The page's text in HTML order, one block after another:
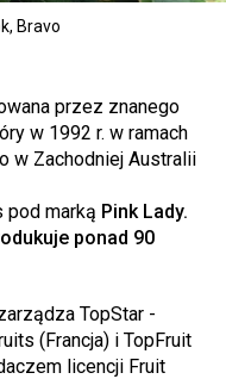
Bravo
przez znanego
w 1992 r. w ramach
w Zachodniej Australii
pod marką Pink Lady.
ponad 90
TopStar -
(Francja) i TopFruit
licencji Fruit